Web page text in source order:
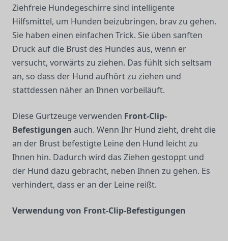
Ziehfreie Hundegeschirre sind intelligente
Hilfsmittel, um Hunden beizubringen, brav zu gehen.
Sie haben einen einfachen Trick. Sie üben sanften
Druck auf die Brust des Hundes aus, wenn er
versucht, vorwärts zu ziehen. Das fühlt sich seltsam
an, so dass der Hund aufhört zu ziehen und
stattdessen näher an Ihnen vorbeiläuft.
Diese Gurtzeuge verwenden Front-Clip-
Befestigungen auch. Wenn Ihr Hund zieht, dreht die
an der Brust befestigte Leine den Hund leicht zu
Ihnen hin. Dadurch wird das Ziehen gestoppt und
der Hund dazu gebracht, neben Ihnen zu gehen. Es
verhindert, dass er an der Leine reißt.
Verwendung von Front-Clip-Befestigungen